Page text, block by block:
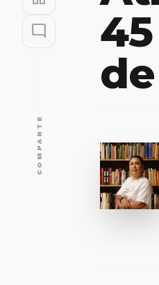
mode_comment
COMPARTE